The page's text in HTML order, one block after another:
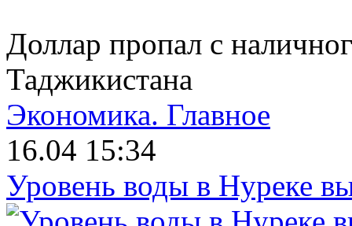
Доллар пропал с
Таджикистана
Экономика. Главное
16.04 15:34
Уровень воды в Нуреке